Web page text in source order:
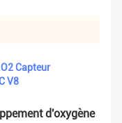
Capteur
V8
d'oxygène